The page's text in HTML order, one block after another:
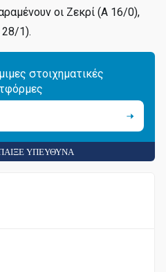
οι Ζεκρί (Α 16/0),
1).
στοιχηματικές
ΥΠΕΥΘΥΝΑ